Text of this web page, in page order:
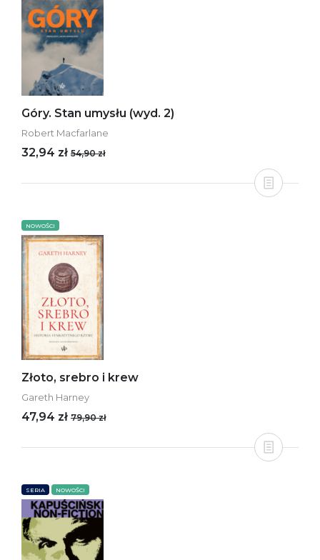
Góry. Stan umysłu (wyd. 2)
Robert Macfarlane
32,94 zł 54,90 zł
NOWOŚCI
Złoto, srebro i krew
Gareth Harney
47,94 zł 79,90 zł
SERIA NOWOŚCI